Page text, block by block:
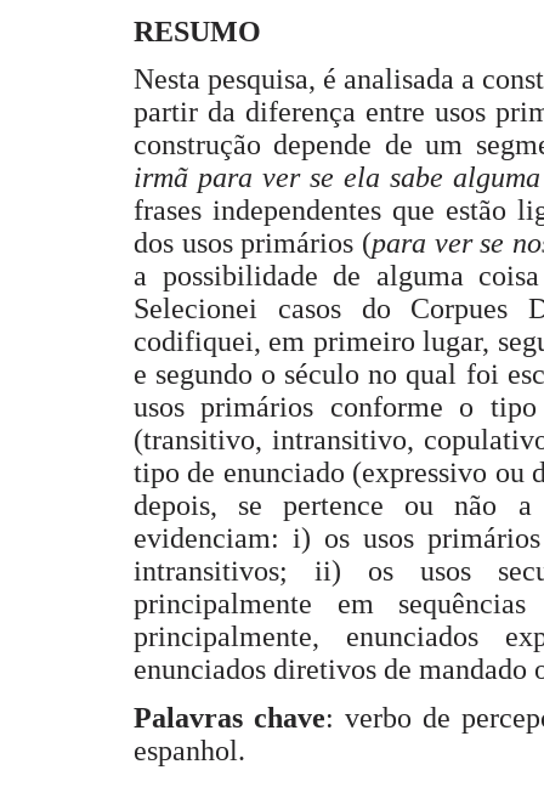
RESUMO
Nesta pesquisa, é analisada a
partir da diferença entre usos
construção depende de um
irmã para ver se ela sabe
frases independentes que estão
dos usos primários (para ver se
a possibilidade de alguma
Selecionei casos do Corpues
codifiquei, em primeiro lugar,
e segundo o século no qual foi
usos primários conforme o
(transitivo, intransitivo,
tipo de enunciado (expressivo ou
depois, se pertence ou não a
evidenciam: i) os usos
intransitivos; ii) os usos
principalmente em
principalmente, enunciados
enunciados diretivos de mandado
Palavras chave: verbo de
espanhol.